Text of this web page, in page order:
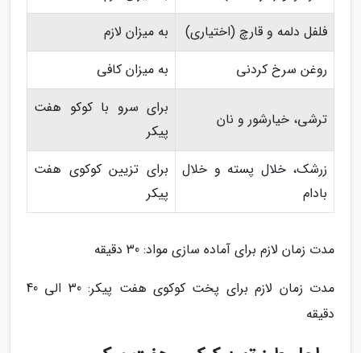
فلفل دلمه و قارچ (اختیاری)
به میزان لازم
روغن سرخ کردنی
به میزان کافی
ترشی، خیارشور و نان
برای سرو با کوکو هفت
پیکر
زرشک، خلال پسته و خلال
بادام
برای تزیین کوکوی هفت
پیکر
مدت زمان لازم برای آماده سازی مواد: 30 دقیقه
مدت زمان لازم برای پخت کوکوی هفت پیکر: 30 الی 40
دقیقه